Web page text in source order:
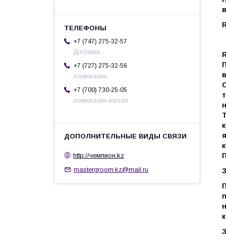
+7 (747) 275-32-57
Доставка
+7 (727) 275-32-56
зоомагазин
+7 (700) 730-25-05
зоомагазин ватсап
http://чемпион.kz
mastergroom.kz@mail.ru